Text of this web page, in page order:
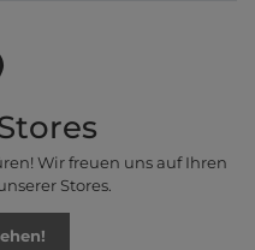
Wir freuen uns auf Ihren
Stores.